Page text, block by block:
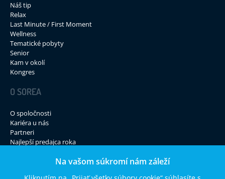
Náš tip
Relax
Last Minute / First Moment
Wellness
Tematické pobyty
Senior
Kam v okolí
Kongres
O SOREA
O spoločnosti
Kariéra u nás
Partneri
Najlepší predajca roka
Dotazník spokojnostiNa vašom súkromí nám záleží